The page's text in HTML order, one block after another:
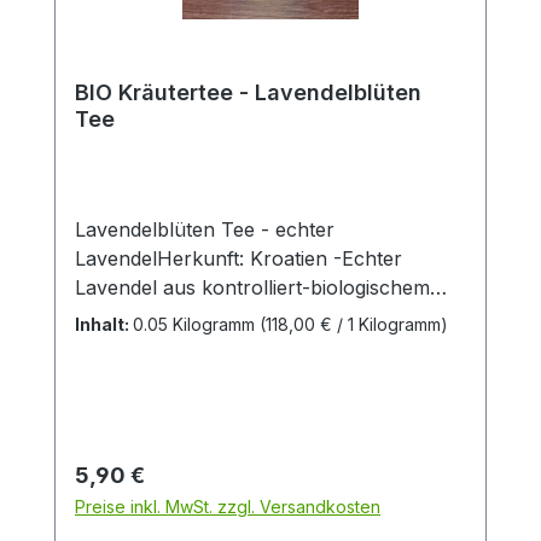
BIO Kräutertee - Lavendelblüten
Tee
Lavendelblüten Tee - echter
LavendelHerkunft: Kroatien -Echter
Lavendel aus kontrolliert-biologischem
Anbau, aromatische Zutat zu Kräutertees,
Teezubereitung:7 Teelöffel (8g) mit 1l
kochendem Wasser übergießen; 5-10
Minuten bedeckt ziehen lassen.
Inhalt: 0.05 Kilogramm (118,00 € / 1 Kilogramm)
Regulärer Preis:
5,90 €
Preise inkl. MwSt. zzgl. Versandkosten